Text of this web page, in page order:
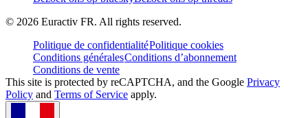
© 2026 Euractiv FR. All rights reserved.
Politique de confidentialitéPolitique cookies
Conditions généralesConditions d’abonnement
Conditions de vente
This site is protected by reCAPTCHA, and the Google Privacy
Policy and Terms of Service apply.